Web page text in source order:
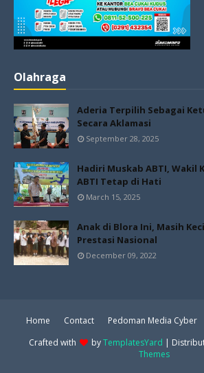
Olahraga
Aderia Terpilih Sebagai
Secara Aklamasi
September 28, 2025
Hadiri Muskab ABTI, Wakil
ABTI Tetap di Hati
March 15, 2025
Anak di Blora Ini, Masih
Prestasi Nasional
December 09, 2022
Home Contact Pedoman Media Cyber
Crafted with
byTemplatesYard |
Themes